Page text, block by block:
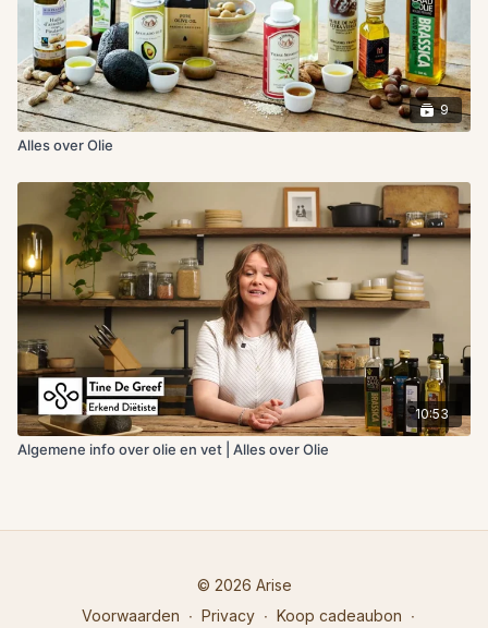
9
Alles over Olie
10:53
Algemene info over olie en vet | Alles over Olie
© 2026 Arise
Voorwaarden ∙ Privacy ∙ Koop cadeaubon ∙